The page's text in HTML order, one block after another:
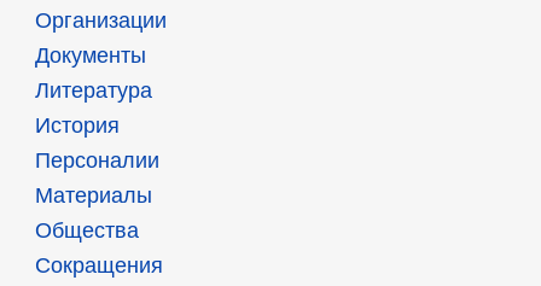
Организации
Документы
Литература
История
Персоналии
Материалы
Общества
Сокращения